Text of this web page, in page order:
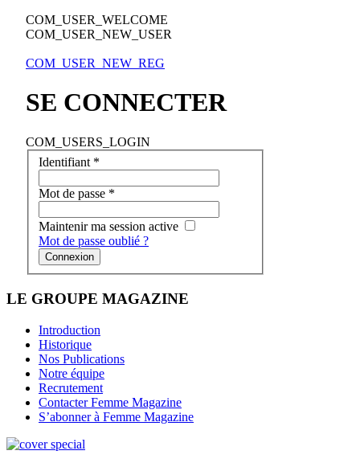
COM_USER_WELCOME
COM_USER_NEW_USER
COM_USER_NEW_REG
SE CONNECTER
COM_USERS_LOGIN
Identifiant*
Mot de passe *
Maintenir ma session active
Mot de passe oublié ?
Connexion
LE GROUPE MAGAZINE
Introduction
Historique
Nos Publications
Notre équipe
Recrutement
Contacter Femme Magazine
S’abonner à Femme Magazine